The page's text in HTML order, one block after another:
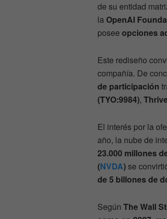
de su entidad
laOpenAI
posee opciones
Este rediseño
compañía. De
de participación
(TYO:9984),
El interés por la
año, la nube de
23.000 millones
(NVDA)se
de 5 billones de
Según The Wall